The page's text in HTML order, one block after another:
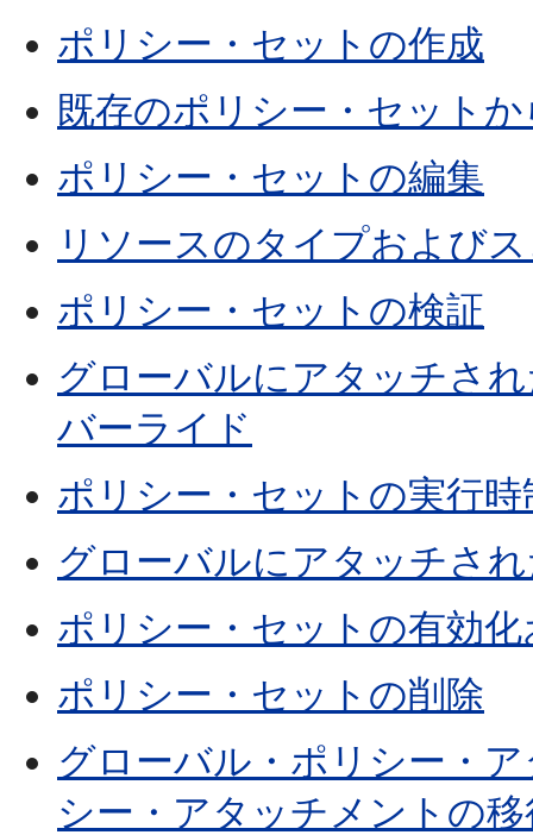
ポリシー・セットの作成
既存のポリシー・セット
ポリシー・セットの編集
リソースのタイプおよび
ポリシー・セットの検証
グローバルにアタッチさ
バーライド
ポリシー・セットの実行
グローバルにアタッチさ
ポリシー・セットの有効
ポリシー・セットの削除
グローバル・ポリシー・
シー・アタッチメントの移